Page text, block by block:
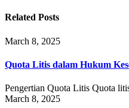
Related Posts
March 8, 2025
Quota Litis dalam Hukum
Pengertian Quota Litis Quota
March 8, 2025